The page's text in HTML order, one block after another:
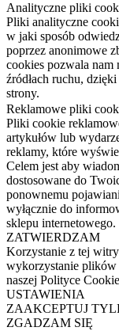
Analityczne pliki
Pliki analityczne
w jaki sposób
poprzez anonimowe
cookies pozwala
źródłach ruchu,
strony.
Reklamowe pliki
Pliki cookie
artykułów lub
reklamy, które
Celem jest aby
dostosowane do
ponownemu
wyłącznie do
sklepu internetowego.
ZATWIERDZAM
Korzystanie z tej
wykorzystanie plików
naszej Polityce
USTAWIENIA
ZAAKCEPTUJ
ZGADZAM SIĘ